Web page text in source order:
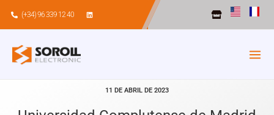
(+34) 96 339 12 40
11 DE ABRIL DE 2023